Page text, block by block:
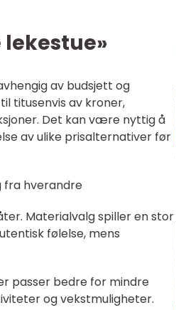
av budsjett og
titusenvis av kroner,
Det kan være nyttig å
av ulike prisalternativer før
fra hverandre
Materialvalg spiller en stor
følelse, mens
passer bedre for mindre
og vekstmuligheter.